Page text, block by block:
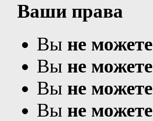
Ваши права
Вы не можете
Вы не можете
Вы не можете
Вы не можете